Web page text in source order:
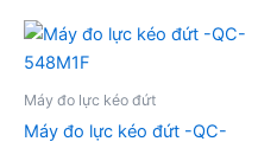
Máy đo lực kéo đứt
Máy đo lực kéo đứt -QC-